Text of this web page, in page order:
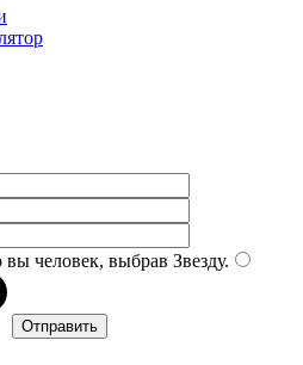
человек, выбрав Звезду.